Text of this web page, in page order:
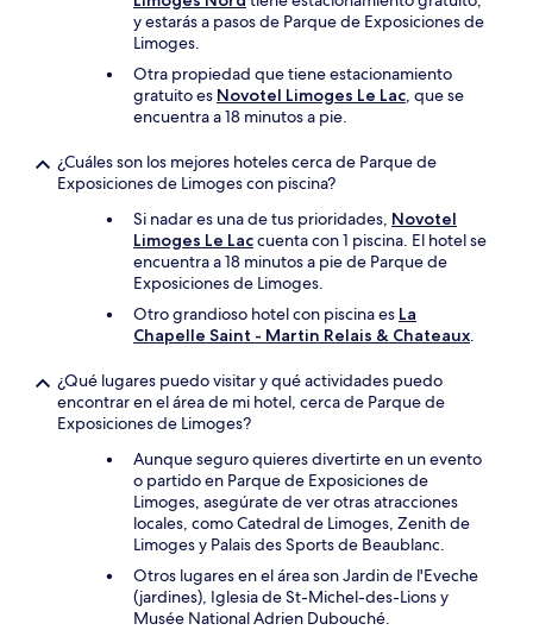
y estarás a pasos de Parque de Exposiciones de
Limoges.
Otra propiedad que tiene estacionamiento
gratuito es Novotel Limoges Le Lac, que se
encuentra a 18 minutos a pie.
¿Cuáles son los mejores hoteles cerca de Parque de
Exposiciones de Limoges con piscina?
Si nadar es una de tus prioridades, Novotel
Limoges Le Laccuenta con 1 piscina. El hotel se
encuentra a 18 minutos a pie de Parque de
Exposiciones de Limoges.
Otro grandioso hotel con piscina es La
Chapelle Saint - Martin Relais & Chateaux.
¿Qué lugares puedo visitar y qué actividades puedo
encontrar en el área de mi hotel, cerca de Parque de
Exposiciones de Limoges?
Aunque seguro quieres divertirte en un evento
o partido en Parque de Exposiciones de
Limoges, asegúrate de ver otras atracciones
locales, como Catedral de Limoges, Zenith de
Limoges y Palais des Sports de Beaublanc.
Otros lugares en el área son Jardin de l'Eveche
(jardines), Iglesia de St-Michel-des-Lions y
Musée National Adrien Dubouché.